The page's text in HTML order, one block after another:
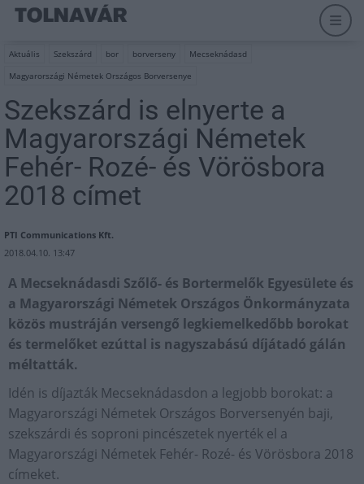
Aktuális Szekszárd bor borverseny
Mecseknádasd
Magyarországi Németek Országos Borversenye
Szekszárd is elnyerte a
Magyarországi Németek
Fehér- Rozé- és Vörösbora
2018 címet
PTI Communications Kft.
2018.04.10. 13:47
A Mecseknádasdi Szőlő- és Bortermelők Egyesülete és
a Magyarországi Németek Országos Önkormányzata
közös mustráján versengő legkiemelkedőbb borokat
és termelőket ezúttal is nagyszabású díjátadó gálán
méltatták.
Idén is díjazták Mecseknádasdon a legjobb borokat: a
Magyarországi Németek Országos Borversenyén baji,
szekszárdi és soproni pincészetek nyerték el a
Magyarországi Németek Fehér- Rozé- és Vörösbora 2018
címeket.